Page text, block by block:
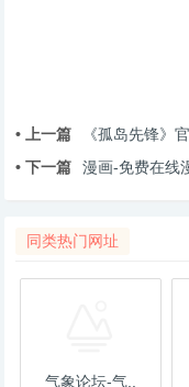
• 上一篇
《孤岛先锋》
• 下一篇
漫画-免费在线
同类热门网址
气象论坛-气..